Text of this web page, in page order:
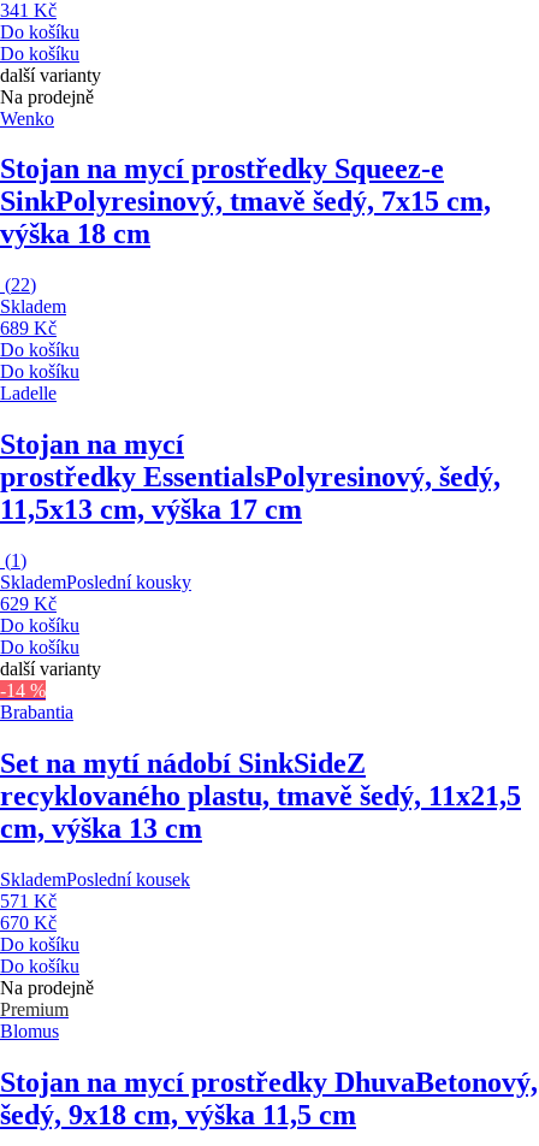
341 Kč
Do košíku
Do košíku
další varianty
Na prodejně
Wenko
Stojan na mycí prostředky Squeez-e
SinkPolyresinový, tmavě šedý, 7x15 cm,
výška 18 cm
(22)
Skladem
689 Kč
Do košíku
Do košíku
Ladelle
Stojan na mycí
prostředky EssentialsPolyresinový, šedý,
11,5x13 cm, výška 17 cm
(1)
SklademPoslední kousky
629 Kč
Do košíku
Do košíku
další varianty
-14 %
Brabantia
Set na mytí nádobí SinkSideZ
recyklovaného plastu, tmavě šedý, 11x21,5
cm, výška 13 cm
SklademPoslední kousek
571 Kč
670 Kč
Do košíku
Do košíku
Na prodejně
Premium
Blomus
Stojan na mycí prostředky DhuvaBetonový,
šedý, 9x18 cm, výška 11,5 cm